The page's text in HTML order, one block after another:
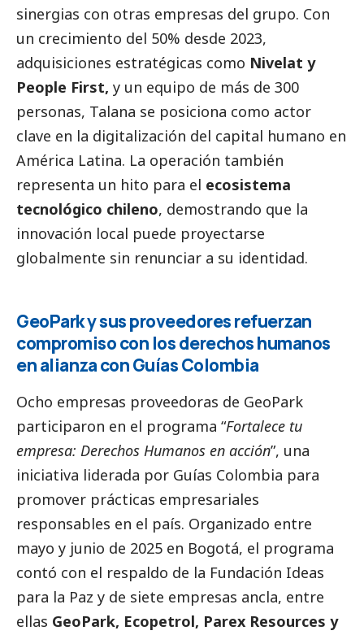
sinergias con otras empresas del grupo. Con
un crecimiento del 50% desde 2023,
adquisiciones estratégicas como Nivelat y
People First, y un equipo de más de 300
personas, Talana se posiciona como actor
clave en la digitalización del capital humano en
América Latina. La operación también
representa un hito para el ecosistema
tecnológico chileno, demostrando que la
innovación local puede proyectarse
globalmente sin renunciar a su identidad.
GeoPark y sus proveedores refuerzan
compromiso con los derechos humanos
en alianza con Guías Colombia
Ocho empresas proveedoras de GeoPark
participaron en el programa “Fortalece tu
empresa: Derechos Humanos en acción”, una
iniciativa liderada por Guías Colombia para
promover prácticas empresariales
responsables en el país. Organizado entre
mayo y junio de 2025 en Bogotá, el programa
contó con el respaldo de la Fundación Ideas
para la Paz y de siete empresas ancla, entre
ellas GeoPark, Ecopetrol, Parex Resources y